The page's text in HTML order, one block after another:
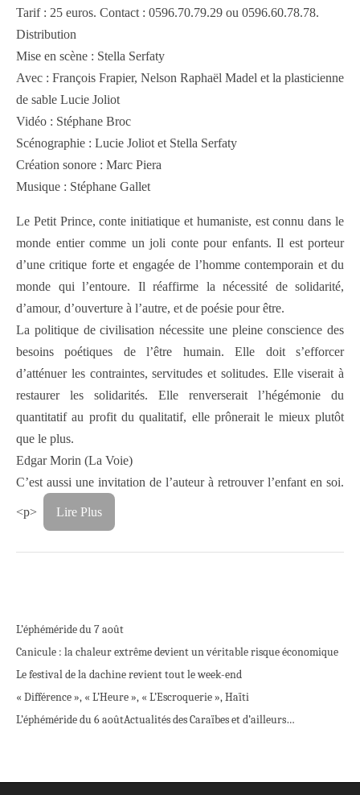
Tarif : 25 euros. Contact : 0596.70.79.29 ou 0596.60.78.78.
Distribution
Mise en scène : Stella Serfaty
Avec : François Frapier, Nelson Raphaël Madel et la plasticienne
de sable Lucie Joliot
Vidéo : Stéphane Broc
Scénographie : Lucie Joliot et Stella Serfaty
Création sonore : Marc Piera
Musique : Stéphane Gallet
Le Petit Prince, conte initiatique et humaniste, est connu dans le
monde entier comme un joli conte pour enfants. Il est porteur
d’une critique forte et engagée de l’homme contemporain et du
monde qui l’entoure. Il réaffirme la nécessité de solidarité,
d’amour, d’ouverture à l’autre, et de poésie pour être.
La politique de civilisation nécessite une pleine conscience des
besoins poétiques de l’être humain. Elle doit s’efforcer
d’atténuer les contraintes, servitudes et solitudes. Elle viserait à
restaurer les solidarités. Elle renverserait l’hégémonie du
quantitatif au profit du qualitatif, elle prônerait le mieux plutôt
que le plus.
Edgar Morin (La Voie)
C’est aussi une invitation de l’auteur à retrouver l’enfant en soi.
<p> Lire Plus
L’éphéméride du 7 août
Canicule : la chaleur extrême devient un véritable risque économique
Le festival de la dachine revient tout le week-end
« Différence », « L’Heure », « L’Escroquerie », Haïti
L’éphéméride du 6 aoûtActualités des Caraïbes et d’ailleurs…